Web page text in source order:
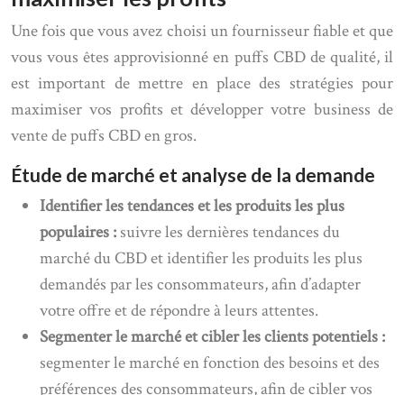
Une fois que vous avez choisi un fournisseur fiable et que
vous vous êtes approvisionné en puffs CBD de qualité, il
est important de mettre en place des stratégies pour
maximiser vos profits et développer votre business de
vente de puffs CBD en gros.
Étude de marché et analyse de la demande
Identifier les tendances et les produits les plus
populaires :suivre les dernières tendances du
marché du CBD et identifier les produits les plus
demandés par les consommateurs, afin d’adapter
votre offre et de répondre à leurs attentes.
Segmenter le marché et cibler les clients potentiels :
segmenter le marché en fonction des besoins et des
préférences des consommateurs, afin de cibler vos